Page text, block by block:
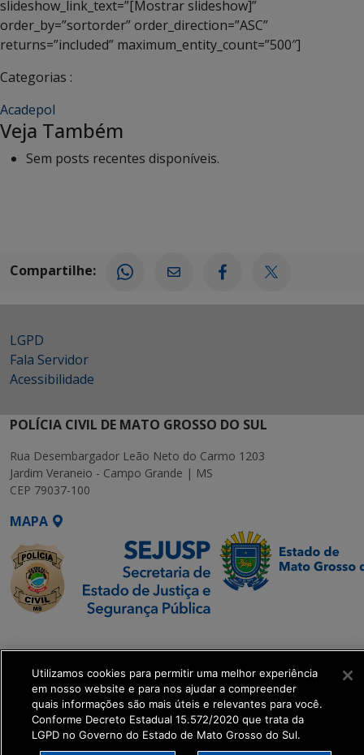
slideshow_link_text=”[Mostrar slideshow]”
order_by=”sortorder” order_direction=”ASC”
returns=”included” maximum_entity_count=”500″]
Categorias :
Acadepol
Veja Também
Sem posts recentes disponíveis.
Compartilhe:
LGPD
Fala Servidor
Acessibilidade
POLÍCIA CIVIL DE MATO GROSSO DO SUL
Rua Desembargador Leão Neto do Carmo 1203
Jardim Veraneio - Campo Grande | MS
CEP 79037-100
MAPA
Executiva de
Transformação Digital
get_footer();
Utilizamos cookies para permitir uma melhor experiência
em nosso website e para nos ajudar a compreender
quais informações são mais úteis e relevantes para você.
Conforme Decreto Estadual 15.572/2020 que trata da
LGPD no Governo do Estado de Mato Grosso do Sul.